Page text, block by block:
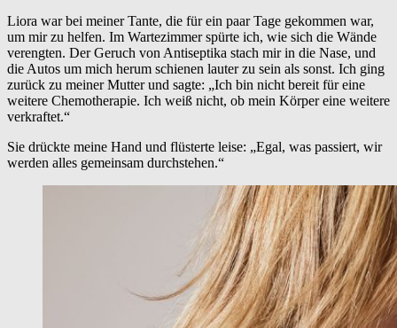
Liora war bei meiner Tante, die für ein paar Tage gekommen war,
um mir zu helfen. Im Wartezimmer spürte ich, wie sich die Wände
verengten. Der Geruch von Antiseptika stach mir in die Nase, und
die Autos um mich herum schienen lauter zu sein als sonst. Ich ging
zurück zu meiner Mutter und sagte: „Ich bin nicht bereit für eine
weitere Chemotherapie. Ich weiß nicht, ob mein Körper eine weitere
verkraftet.“
Sie drückte meine Hand und flüsterte leise: „Egal, was passiert, wir
werden alles gemeinsam durchstehen.“